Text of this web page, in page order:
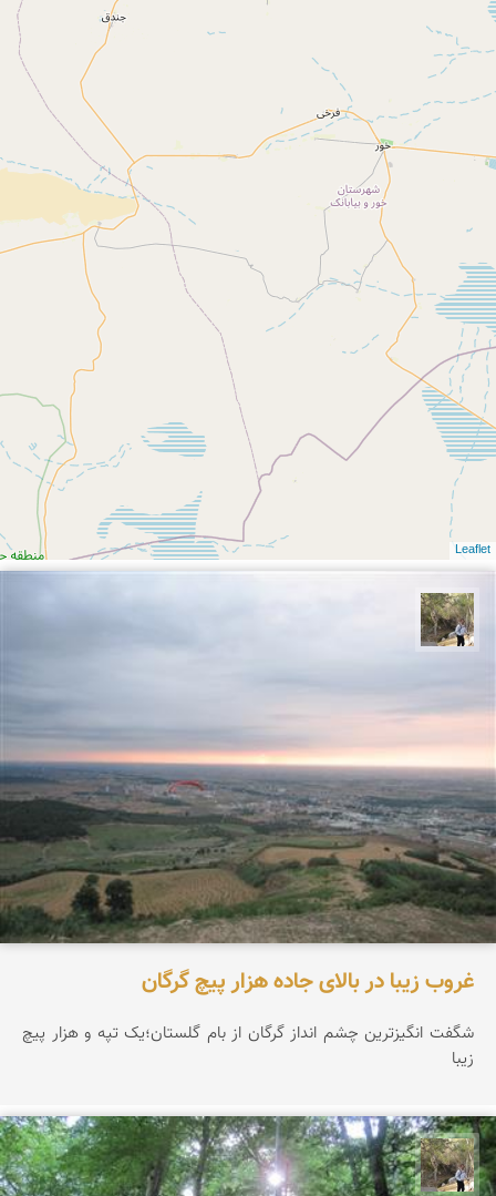
Leaflet
غروب زیبا در بالای جاده هزار پیچ گرگان
شگفت انگیزترین چشم انداز گرگان از بام گلستان؛یک تپه و هزار پیچ
زیبا
سیدحسین رضوانی